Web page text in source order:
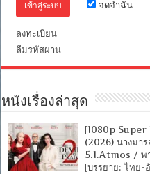
จดจำฉัน
ลงทะเบียน
ลืมรหัสผ่าน
หนังเรื่องล่าสุด
[1080p
(2026) นางมา
5.1.Atmos / พ
[บรรยาย: ไทย